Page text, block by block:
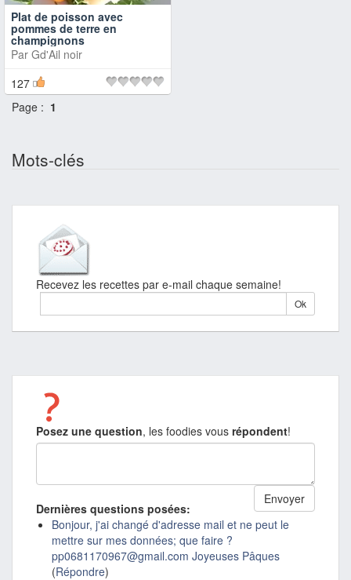
Plat de poisson avec
pommes de terre en
champignons
Par Gd'Ail noir
127
Page : 1
Mots-clés
Recevez les recettes par e-mail chaque semaine!
Posez une question, les foodies vous répondent!
Dernières questions posées:
Bonjour, j'ai changé d'adresse mail et ne peut le
mettre sur mes données; que faire ?
pp0681170967@gmail.com Joyeuses Pâques
(Répondre)